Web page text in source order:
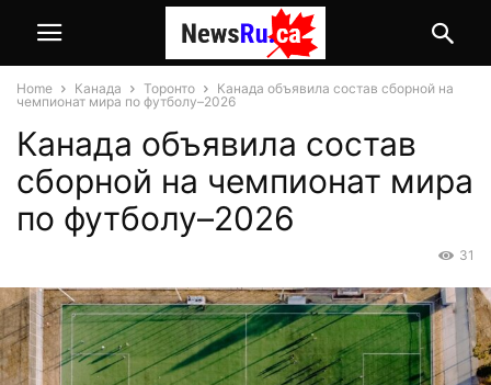
Home Канада Торонто
Канада объявила состав сборной на
чемпионат мира по футболу–2026
Канада объявила состав
сборной на чемпионат мира
по футболу–2026
31